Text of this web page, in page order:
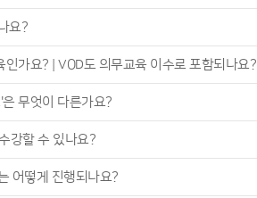
요?
가요? | VOD도 의무교육 이수로 포함되나요?
무엇이 다른가요?
강할 수 있나요?
어떻게 진행되나요?